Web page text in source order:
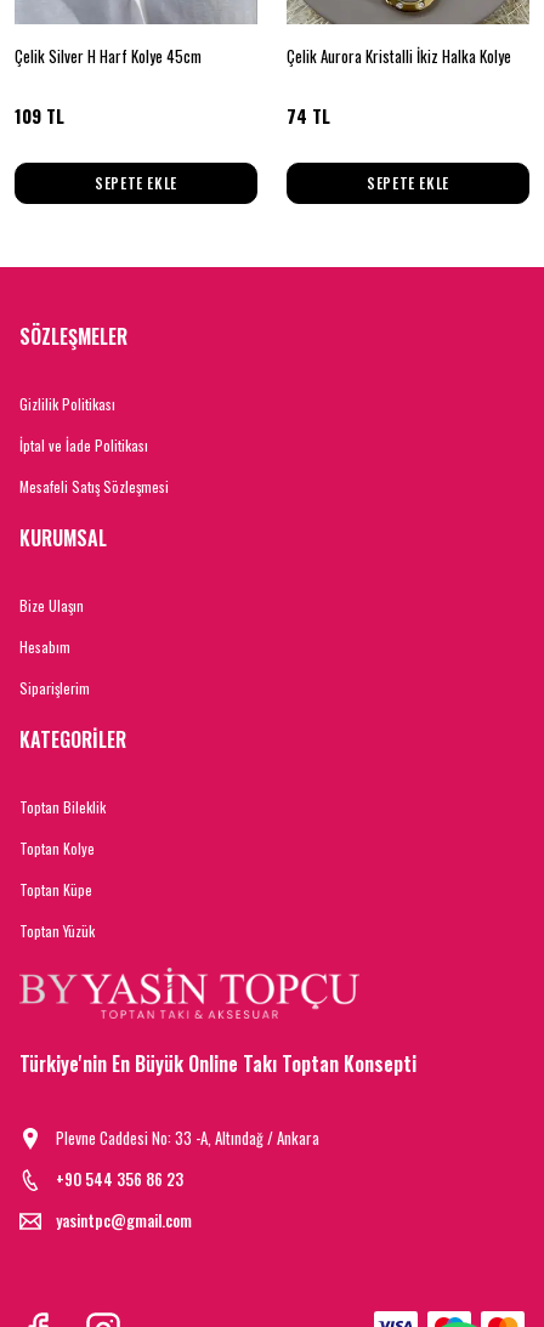
Çelik Silver H Harf Kolye 45cm
109 TL
SEPETE EKLE
Çelik Aurora Kristalli İkiz Halka Kolye
74 TL
SEPETE EKLE
SÖZLEŞMELER
Gizlilik Politikası
İptal ve İade Politikası
Mesafeli Satış Sözleşmesi
KURUMSAL
Bize Ulaşın
Hesabım
Siparişlerim
KATEGORİLER
Toptan Bileklik
Toptan Kolye
Toptan Küpe
Toptan Yüzük
Türkiye'nin En Büyük Online Takı Toptan Konsepti
Plevne Caddesi No: 33 -A, Altındağ / Ankara
+90 544 356 86 23
yasintpc@gmail.com